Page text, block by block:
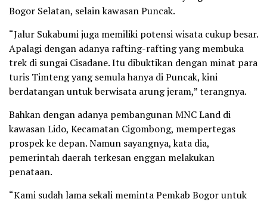
Bogor Selatan, selain kawasan Puncak.
“Jalur Sukabumi juga memiliki potensi wisata cukup besar.
Apalagi dengan adanya rafting-rafting yang membuka
trek di sungai Cisadane. Itu dibuktikan dengan minat para
turis Timteng yang semula hanya di Puncak, kini
berdatangan untuk berwisata arung jeram,” terangnya.
Bahkan dengan adanya pembangunan MNC Land di
kawasan Lido, Kecamatan Cigombong, mempertegas
prospek ke depan. Namun sayangnya, kata dia,
pemerintah daerah terkesan enggan melakukan
penataan.
“Kami sudah lama sekali meminta Pemkab Bogor untuk